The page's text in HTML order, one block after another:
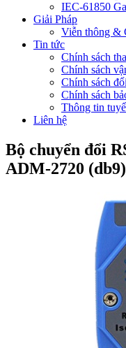
IEC-61850
Giải Pháp
Viễn thông &
Tin tức
Chính sách
Chính sách
Chính sách
Chính sách
Thông tin
Liên hệ
Bộ chuyển đổi
ADM-2720 (db9)